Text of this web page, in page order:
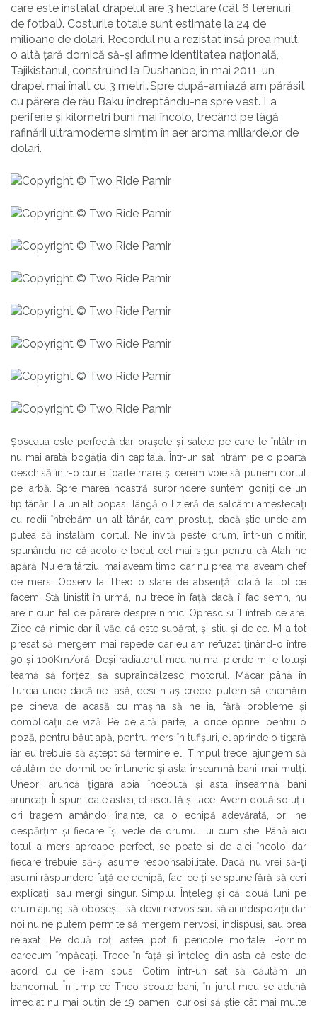
care este instalat drapelul are 3 hectare (cât 6 terenuri
de fotbal). Costurile totale sunt estimate la 24 de
milioane de dolari. Recordul nu a rezistat însă prea mult,
o altă țară dornică să-și afirme identitatea națională,
Tajikistanul, construind la Dushanbe, în mai 2011, un
drapel mai înalt cu 3 metri…Spre după-amiază am părăsit
cu părere de rău Baku îndreptându-ne spre vest. La
periferie și kilometri buni mai încolo, trecând pe lâgă
rafinării ultramoderne simțim în aer aroma miliardelor de
dolari.
Șoseaua este perfectă dar orașele și satele pe care le întâlnim
nu mai arată bogăția din capitală. Într-un sat intrăm pe o poartă
deschisă într-o curte foarte mare și cerem voie să punem cortul
pe iarbă. Spre marea noastră surprindere suntem goniți de un
tip tânăr. La un alt popas, lângă o lizieră de salcâmi amestecați
cu rodii întrebăm un alt tânăr, cam prostuț, dacă știe unde am
putea să instalăm cortul. Ne invită peste drum, într-un cimitir,
spunându-ne că acolo e locul cel mai sigur pentru că Alah ne
apără. Nu era târziu, mai aveam timp dar nu prea mai aveam chef
de mers. Observ la Theo o stare de absență totală la tot ce
facem. Stă liniștit în urmă, nu trece în față dacă îi fac semn, nu
are niciun fel de părere despre nimic. Opresc și îl întreb ce are.
Zice că nimic dar îl văd că este supărat, și știu și de ce. M-a tot
presat să mergem mai repede dar eu am refuzat ținând-o între
90 și 100Km/oră. Deși radiatorul meu nu mai pierde mi-e totuși
teamă să forțez, să supraîncălzesc motorul. Măcar până în
Turcia unde dacă ne lasă, deși n-aș crede, putem să chemăm
pe cineva de acasă cu mașina să ne ia, fără probleme și
complicații de viză. Pe de altă parte, la orice oprire, pentru o
poză, pentru băut apă, pentru mers în tufișuri, el aprinde o țigară
iar eu trebuie să aștept să termine el. Timpul trece, ajungem să
căutăm de dormit pe întuneric și asta înseamnă bani mai mulți.
Uneori aruncă țigara abia începută și asta înseamnă bani
aruncați. Îi spun toate astea, el ascultă și tace. Avem două soluții:
ori tragem amândoi înainte, ca o echipă adevărată, ori ne
despărțim și fiecare își vede de drumul lui cum știe. Până aici
totul a mers aproape perfect, se poate și de aici încolo dar
fiecare trebuie să-și asume responsabilitate. Dacă nu vrei să-ți
asumi răspundere față de echipă, faci ce ți se spune fără să ceri
explicații sau mergi singur. Simplu. Înțeleg și că două luni pe
drum ajungi să obosești, să devii nervos sau să ai indispoziții dar
noi nu ne putem permite să mergem nervoși, indispuși, sau prea
relaxat. Pe două roți astea pot fi pericole mortale. Pornim
oarecum împăcați. Trece în față și înțeleg din asta că este de
acord cu ce i-am spus. Cotim într-un sat să căutăm un
bancomat. În timp ce Theo scoate bani, în jurul meu se adună
imediat nu mai puțin de 19 oameni curioși să știe cât mai multe